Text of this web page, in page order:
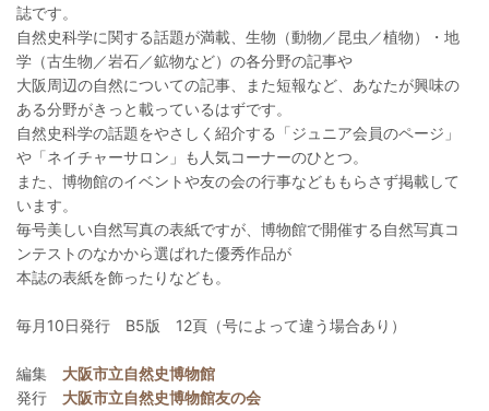
誌です。
自然史科学に関する話題が満載、生物（動物／昆虫／植物）・地
学（古生物／岩石／鉱物など）の各分野の記事や
大阪周辺の自然についての記事、また短報など、あなたが興味の
ある分野がきっと載っているはずです。
自然史科学の話題をやさしく紹介する「ジュニア会員のページ」
や「ネイチャーサロン」も人気コーナーのひとつ。
また、博物館のイベントや友の会の行事などももらさず掲載して
います。
毎号美しい自然写真の表紙ですが、博物館で開催する自然写真コ
ンテストのなかから選ばれた優秀作品が
本誌の表紙を飾ったりなども。
毎月10日発行 B5版 12頁（号によって違う場合あり）
編集 大阪市立自然史博物館
発行 大阪市立自然史博物館友の会